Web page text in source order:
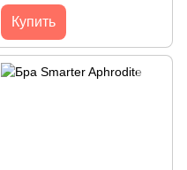
Купить